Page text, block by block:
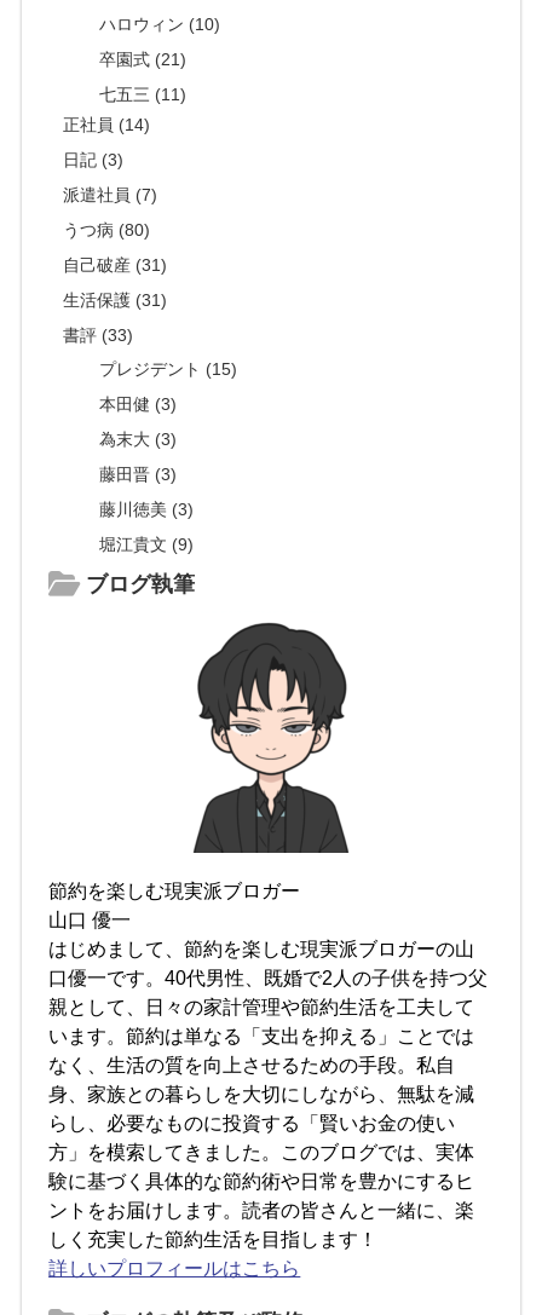
ハロウィン (10)
卒園式 (21)
七五三 (11)
正社員 (14)
日記 (3)
派遣社員 (7)
うつ病 (80)
自己破産 (31)
生活保護 (31)
書評 (33)
プレジデント (15)
本田健 (3)
為末大 (3)
藤田晋 (3)
藤川徳美 (3)
堀江貴文 (9)
ブログ執筆
節約を楽しむ現実派ブロガー
山口 優一
はじめまして、節約を楽しむ現実派ブロガーの山
口優一です。40代男性、既婚で2人の子供を持つ父
親として、日々の家計管理や節約生活を工夫して
います。節約は単なる「支出を抑える」ことでは
なく、生活の質を向上させるための手段。私自
身、家族との暮らしを大切にしながら、無駄を減
らし、必要なものに投資する「賢いお金の使い
方」を模索してきました。このブログでは、実体
験に基づく具体的な節約術や日常を豊かにするヒ
ントをお届けします。読者の皆さんと一緒に、楽
しく充実した節約生活を目指します！
詳しいプロフィールはこちら